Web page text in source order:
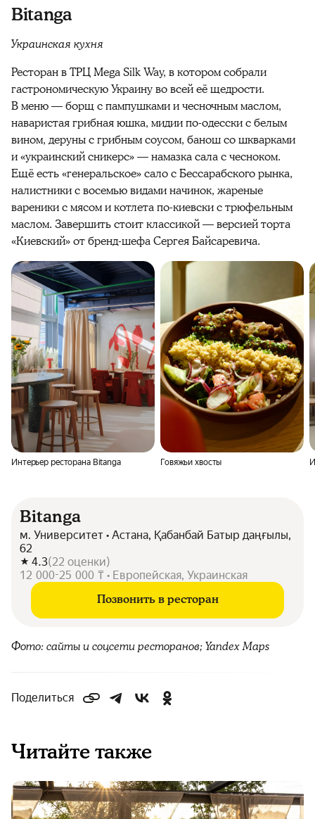
Bitanga
Украинская кухня
Ресторан в ТРЦ Mega Silk Way, в котором собрали
гастрономическую Украину во всей её щедрости.
В меню — борщ с пампушками и чесночным маслом,
наваристая грибная юшка, мидии по-одесски с белым
вином, деруны с грибным соусом, банош со шкварками
и «украинский сникерс» — намазка сала с чесноком.
Ещё есть «генеральское» сало с Бессарабского рынка,
налистники с восемью видами начинок, жареные
вареники с мясом и котлета по-киевски с трюфельным
маслом. Завершить стоит классикой — версией торта
«Киевский» от бренд-шефа Сергея Байсаревича.
Интерьер ресторана Bitanga Говяжьи хвосты
Bitanga
м. Университет • Астана, Қабанбай Батыр даңғылы,
62
4.3(22 оценки)
12 000-25 000 ₸ • Европейская, Украинская
Позвонить в ресторан
Фото: сайты и соцсети ресторанов; Yandex Maps
Поделиться
Читайте также